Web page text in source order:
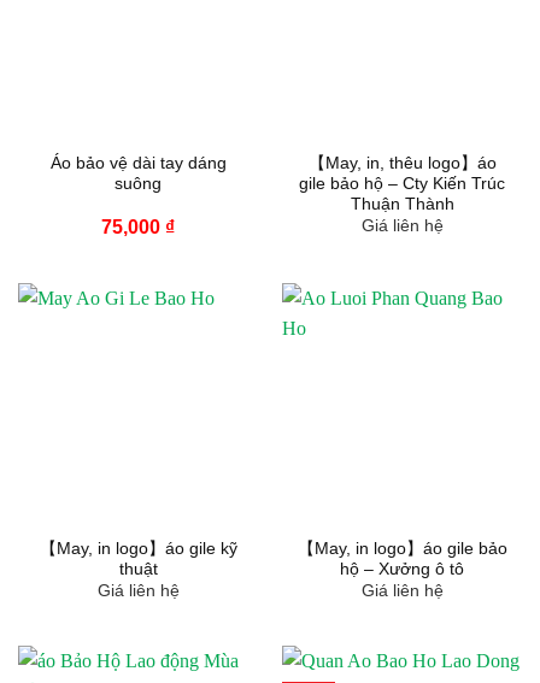
Áo bảo vệ dài tay dáng
suông
75,000 ₫
【May, in, thêu logo】áo
gile bảo hộ – Cty Kiến Trúc
Thuận Thành
Giá liên hệ
【May, in logo】áo gile kỹ
thuật
Giá liên hệ
【May, in logo】áo gile bảo
hộ – Xưởng ô tô
Giá liên hệ